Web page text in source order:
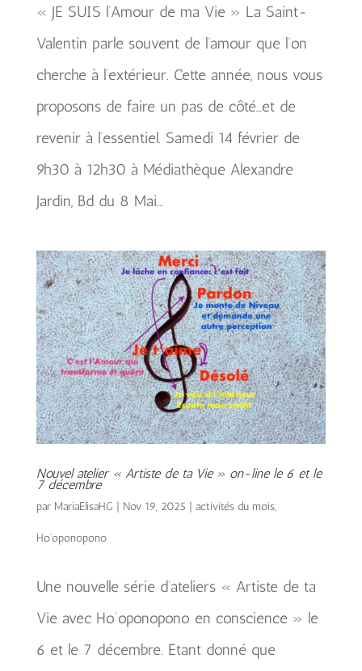
« JE SUIS l’Amour de ma Vie » La Saint-
Valentin parle souvent de l’amour que l’on
cherche à l’extérieur. Cette année, nous vous
proposons de faire un pas de côté…et de
revenir à l’essentiel. Samedi 14 février de
9h30 à 12h30 à Médiathèque Alexandre
Jardin, Bd du 8 Mai...
Nouvel atelier « Artiste de ta Vie » on-line le 6 et le
7 décembre
par MariaElisaHG | Nov 19, 2025 | activités du mois,
Ho'oponopono
Une nouvelle série d’ateliers « Artiste de ta
Vie avec Ho’oponopono en conscience » le
6 et le 7 décembre. Etant donné que